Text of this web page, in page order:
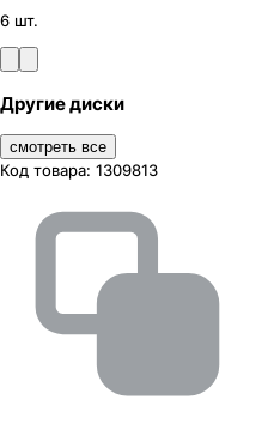
6 шт.
Другие диски
смотреть все
Код товара: 1309813